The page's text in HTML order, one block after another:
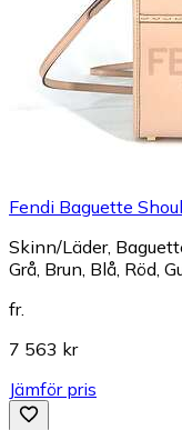
Fendi Baguette
Skinn/Läder,
Grå, Brun, Blå, Röd,
fr.
7 563 kr
Jämför pris